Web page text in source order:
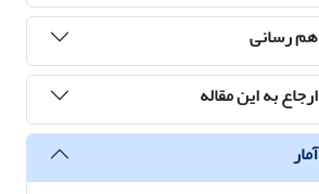
هم رسانی
ارجاع به این مقاله
آمار